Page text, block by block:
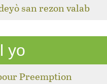
san rezon valab
yo
Preemption